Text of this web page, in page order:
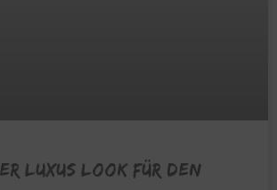
Luxus Look für den